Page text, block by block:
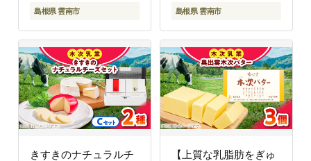
島根県 雲南市 島根県 雲南市
きすきのナチュラルチ
【上質な乳脂肪をぎゅ